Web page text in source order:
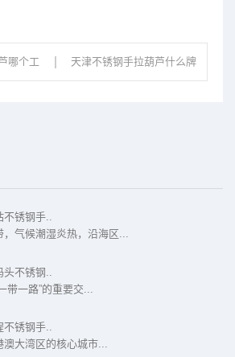
哪个工 天津不锈钢手拉葫芦什么牌
不锈钢手..
，气候潮湿炎热，沿海区...
不锈钢..
带一路”的重要交...
锈钢手..
大湾区的核心城市...